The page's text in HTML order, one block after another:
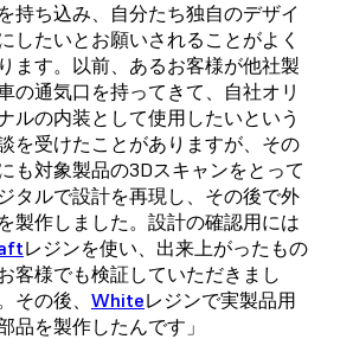
持ち込み、自分たち独自のデザイ
したいとお願いされることがよく
ます。以前、あるお客様が他社製
の通気口を持ってきて、自社オリ
ルの内装として使用したいという
を受けたことがありますが、その
も対象製品の3Dスキャンをとって
タルで設計を再現し、その後で外
製作しました。設計の確認用には
レジンを使い、出来上がったもの
客様でも検証していただきまし
その後、 Whiteレジンで実製品用
品を製作したんです」